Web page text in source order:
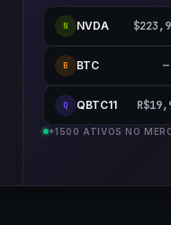
N NVDA
B BTC —
Q QBTC11
+1500 ATIVOS NO